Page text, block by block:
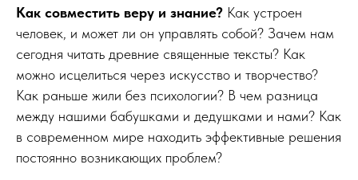
Как совместить веру и знание? Как устроен
человек, и может ли он управлять собой? Зачем нам
сегодня читать древние священные тексты? Как
можно исцелиться через искусство и творчество?
Как раньше жили без психологии? В чем разница
между нашими бабушками и дедушками и нами? Как
в современном мире находить эффективные решения
постоянно возникающих проблем?